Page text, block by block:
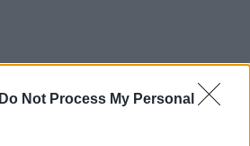
Do Not Process My Personal